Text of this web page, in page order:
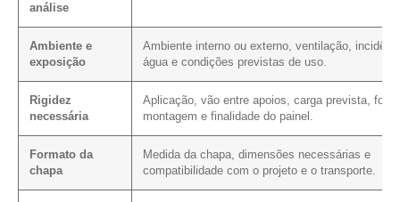
análise
Ambiente e
exposição
Ambiente interno ou externo, ventilação,
água e condições previstas de uso.
Rigidez
necessária
Aplicação, vão entre apoios, carga prevista,
montagem e finalidade do painel.
Formato da
chapa
Medida da chapa, dimensões necessárias e
compatibilidade com o projeto e o transporte.